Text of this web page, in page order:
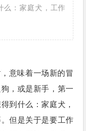
么：家庭犬，工作
意味着一场新的冒
，或是新手，第一
到什么：家庭犬，
但是关于是要工作